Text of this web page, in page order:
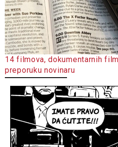
14 filmova, dokumentarnih
preporuku novinaru